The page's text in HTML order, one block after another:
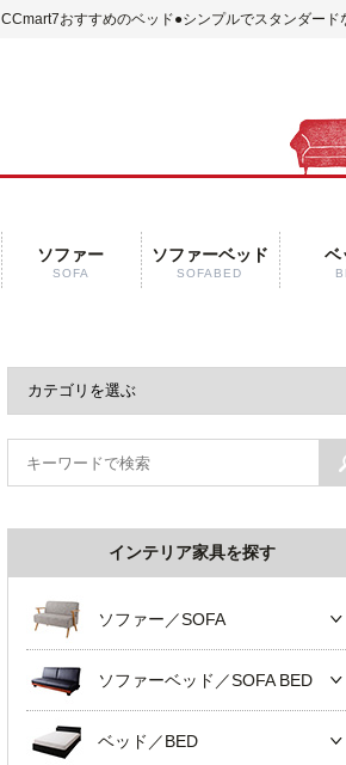
CCmart7おすすめのベッド●シンプルでスタンダード
ソファー
SOFA
ソファーベッド
SOFABED
ベ
インテリア家具を探す
ソファー／SOFA
ソファーベッド／SOFA BED
ベッド／BED